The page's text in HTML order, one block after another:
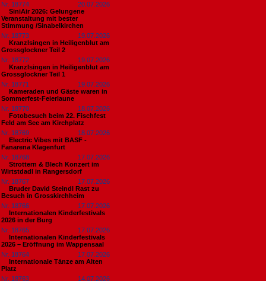
Nr. 18774
20.07.2026
SiniAir 2026: Gelungene
Veranstaltung mit bester
Stimmung /Sinabelkirchen
Nr. 18773
19.07.2026
Kranzlsingen in Heiligenblut am
Grossglockner Teil 2
Nr. 18772
19.07.2026
Kranzlsingen in Heiligenblut am
Grossglockner Teil 1
Nr. 18771
19.07.2026
Kameraden und Gäste waren in
Sommerfest-Feierlaune
Nr. 18770
18.07.2026
Fotobesuch beim 22. Fischfest
Feld am See am Kirchplatz
Nr. 18769
18.07.2026
Electric Vibes mit BASF -
Fanarena Klagenfurt
Nr. 18768
17.07.2026
Strottern & Blech Konzert im
Wirtstdadl in Rangersdorf
Nr. 18767
17.07.2026
Bruder David Steindl Rast zu
Besuch in Grosskirchheim
Nr. 18766
17.07.2026
Internationalen Kinderfestivals
2026 in der Burg
Nr. 18765
17.07.2026
Internationalen Kinderfestivals
2026 – Eröffnung im Wappensaal
Nr. 18764
17.07.2026
Internationale Tänze am Alten
Platz
Nr. 18763
14.07.2026